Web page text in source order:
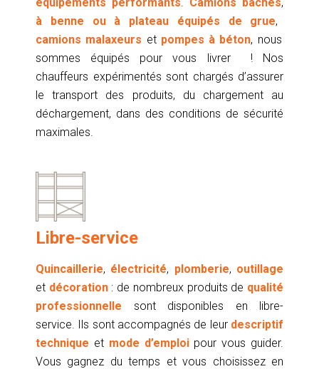
équipements performants. Camions bâchés,
à benne ou à plateau équipés de grue,
camions malaxeurs etpompes à béton, nous
sommes équipés pour vous livrer ! Nos
chauffeurs expérimentés sont chargés d’assurer
le transport des produits, du chargement au
déchargement, dans des conditions de sécurité
maximales.
Libre-service
Quincaillerie, électricité, plomberie, outillage
et décoration: de nombreux produits de qualité
professionnelle sont disponibles en libre-
service. Ils sont accompagnés de leur descriptif
technique et mode d’emploipour vous guider.
Vous gagnez du temps et vous choisissez en